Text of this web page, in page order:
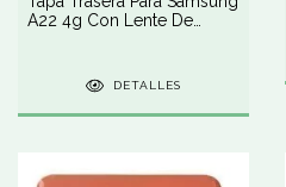
A22 4g Con Lente De
DETALLES